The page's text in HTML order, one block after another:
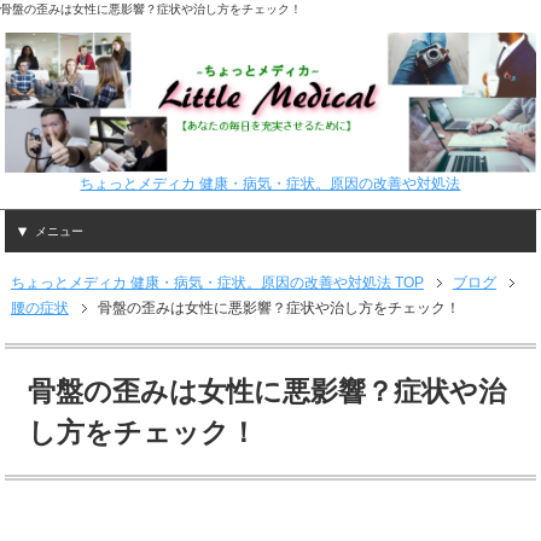
骨盤の歪みは女性に悪影響？症状や治し方をチェック！
ちょっとメディカ 健康・病気・症状。原因の改善や対処法
メニュー
ちょっとメディカ 健康・病気・症状。原因の改善や対処法 TOP
ブログ
腰の症状
骨盤の歪みは女性に悪影響？症状や治し方をチェック！
骨盤の歪みは女性に悪影響？症状や治
し方をチェック！